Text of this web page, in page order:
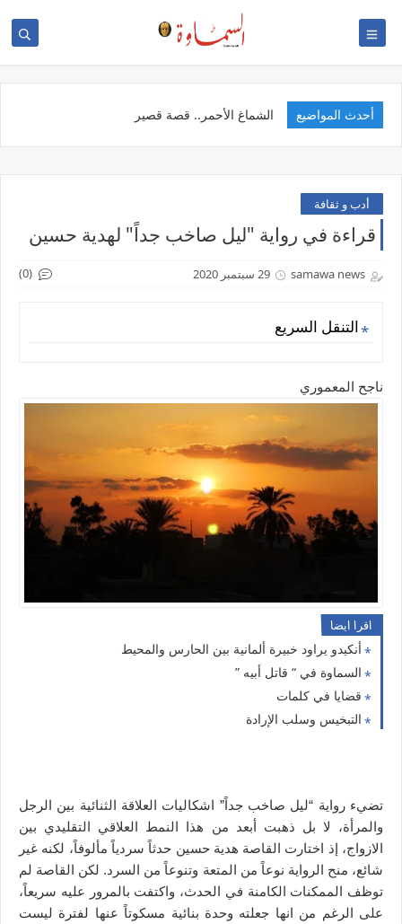
أحدث المواضيع الخدمة
أدب و ثقافة
قراءة في رواية "ليل صاخب جداً" لهدية حسين
samawa news 29 سبتمبر 2020 (0)
التنقل السريع
ناجح المعموري
اقرا ايضا
أنكيدو يراود خبيرة ألمانية بين الحارس والمحيط
السماوة في “ قاتل أبيه ”
قضايا في كلمات
التبخيس وسلب الإرادة
تضيء رواية “ليل صاخب جداً” اشكاليات العلاقة الثنائية بين الرجل
والمرأة، لا بل ذهبت أبعد من هذا النمط العلاقي التقليدي بين
الازواج، إذ اختارت القاصة هدية حسين حدثاً سردياً مألوفاً، لكنه غير
شائع، منح الرواية نوعاً من المتعة وتنوعاً من السرد. لكن القاصة لم
توظف الممكنات الكامنة في الحدث، واكتفت بالمرور عليه سريعاً،
على الرغم من انها جعلته وحدة بنائية مسكوتاً عنها لفترة ليست